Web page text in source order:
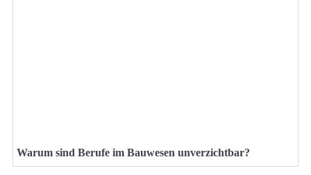
Warum sind Berufe im Bauwesen unverzichtbar?